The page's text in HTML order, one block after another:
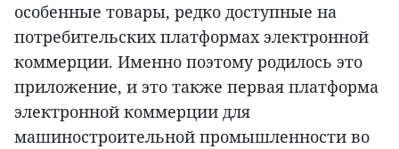
особенные товары, редко доступные на
потребительских платформах электронной
коммерции. Именно поэтому родилось это
приложение, и это также первая платформа
электронной коммерции для
машиностроительной промышленности во